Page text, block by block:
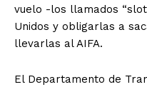
vuelo -los llamados
Unidos y obligarlas a
llevarlas al AIFA.
El Departamento de